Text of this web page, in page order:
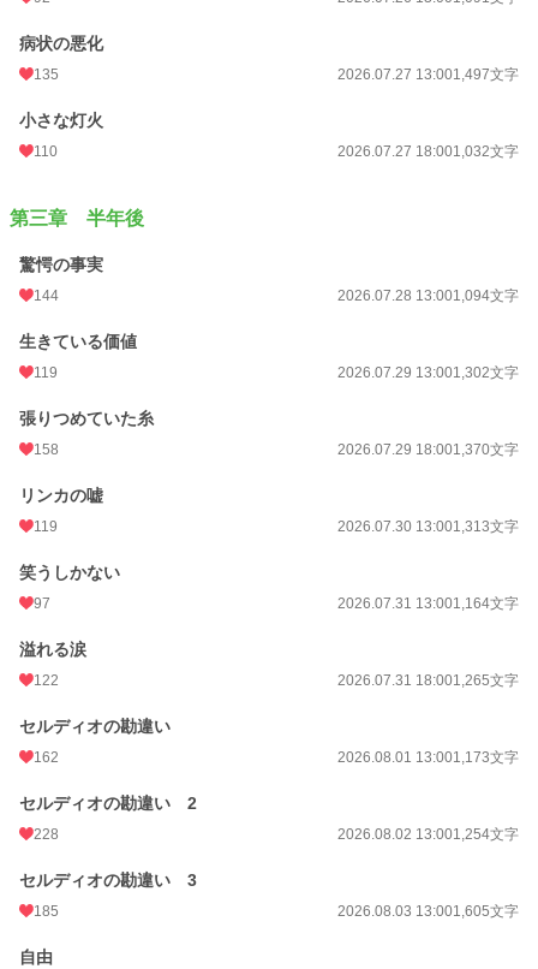
病状の悪化
135 2026.07.27 13:001,497文字
小さな灯火
110 2026.07.27 18:001,032文字
第三章 半年後
驚愕の事実
144 2026.07.28 13:001,094文字
生きている価値
119 2026.07.29 13:001,302文字
張りつめていた糸
158 2026.07.29 18:001,370文字
リンカの嘘
119 2026.07.30 13:001,313文字
笑うしかない
97 2026.07.31 13:001,164文字
溢れる涙
122 2026.07.31 18:001,265文字
セルディオの勘違い
162 2026.08.01 13:001,173文字
セルディオの勘違い 2
228 2026.08.02 13:001,254文字
セルディオの勘違い 3
185 2026.08.03 13:001,605文字
自由